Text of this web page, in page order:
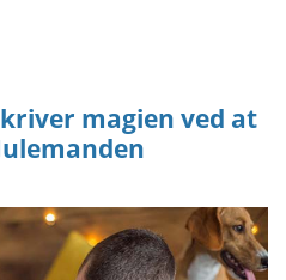
magien ved at